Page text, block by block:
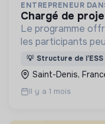
ENTREPRENEUR
chargé de
Le programme
les participants
connaissances
compétences et
personnalisé.
💡 Structure de l’ESS
Saint-Denis,
Il y a 1 mois